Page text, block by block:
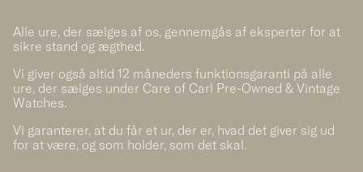
Alle ure, der sælges af os, gennemgås af eksperter for at
sikre stand og ægthed.
Vi giver også altid 12 måneders funktionsgaranti på alle
ure, der sælges under Care of Carl Pre-Owned & Vintage
Watches.
Vi garanterer, at du får et ur, der er, hvad det giver sig ud
for at være, og som holder, som det skal.